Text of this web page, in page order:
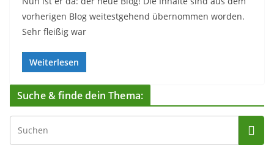
vorherigen Blog weitestgehend übernommen worden.
Sehr fleißig war
Weiterlesen
Suche & finde dein Thema: